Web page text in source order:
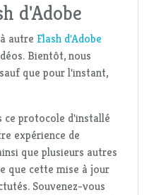
d'Adobe
autre Flash d'Adobe
Bientôt, nous
que pour l'instant,
ce protocole d'installé
expérience de
que plusieurs autres
que cette mise à jour
Souvenez-vous